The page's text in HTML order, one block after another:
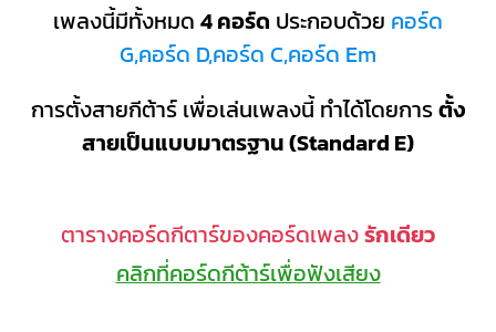
เพลงนี้มีทั้งหมด 4 คอร์ด ประกอบด้วย คอร์ด
G,คอร์ด D,คอร์ด C,คอร์ด Em
การตั้งสายกีต้าร์ เพื่อเล่นเพลงนี้ ทำได้โดยการตั้ง
สายเป็นแบบมาตรฐาน (Standard E)
ตารางคอร์ดกีตาร์ของคอร์ดเพลงรักเดียว
คลิกที่คอร์ดกีต้าร์เพื่อฟังเสียง